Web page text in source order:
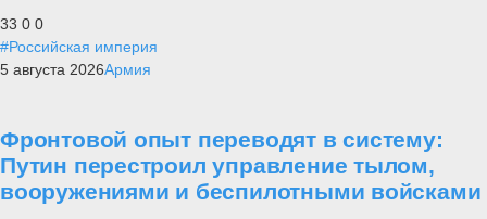
33 0 0
#Российская империя
5 августа 2026Армия
Фронтовой опыт переводят в систему:
Путин перестроил управление тылом,
вооружениями и беспилотными войсками